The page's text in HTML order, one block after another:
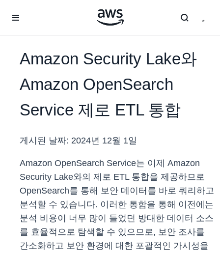
Amazon Security Lake와
Amazon OpenSearch
Service 제로 ETL 통합
게시된 날짜: 2024년 12월 1일
Amazon OpenSearch Service는 이제 Amazon
Security Lake와의 제로 ETL 통합을 제공하므로
OpenSearch를 통해 보안 데이터를 바로 쿼리하고
분석할 수 있습니다. 이러한 통합을 통해 이전에는
분석 비용이 너무 많이 들었던 방대한 데이터 소스
를 효율적으로 탐색할 수 있으므로, 보안 조사를
간소화하고 보안 환경에 대한 포괄적인 가시성을